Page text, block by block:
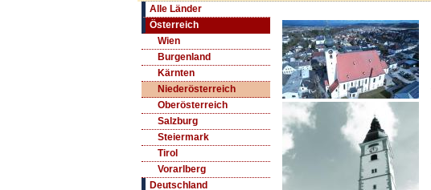
Alle Länder
Österreich
Wien
Burgenland
Kärnten
Niederösterreich
Oberösterreich
Salzburg
Steiermark
Tirol
Vorarlberg
Deutschland